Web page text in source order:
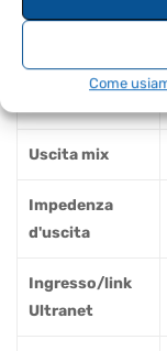
Come
massimo di
Uscita mix
Impedenza
d'uscita
Ingresso/link
Ultranet